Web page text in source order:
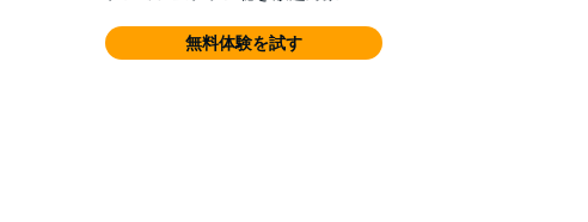
無料体験を試す